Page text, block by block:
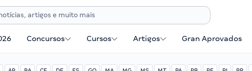
Concursos Cursos Artigos Gran Aprovados